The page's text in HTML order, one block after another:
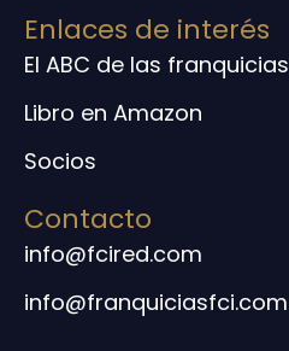
Enlaces de interés
El ABC de las franquicias
Libro en Amazon
Socios
Contacto
info@fcired.com
info@franquiciasfci.com